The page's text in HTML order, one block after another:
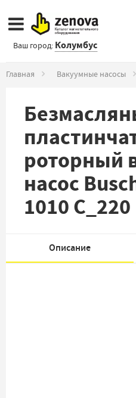
Ваш город: Колумбус
Главная Вакуумные насосы
роторный
насос
1010 C_220
Описание